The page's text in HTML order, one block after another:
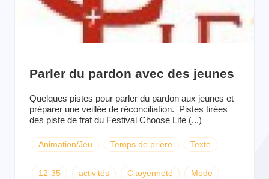
Parler du pardon avec des jeunes
Quelques pistes pour parler du pardon aux jeunes et
préparer une veillée de réconciliation. Pistes tirées
des piste de frat du Festival Choose Life (...)
Animation/Jeu Temps de prière Texte
12-35 activités Citoyenneté Mode